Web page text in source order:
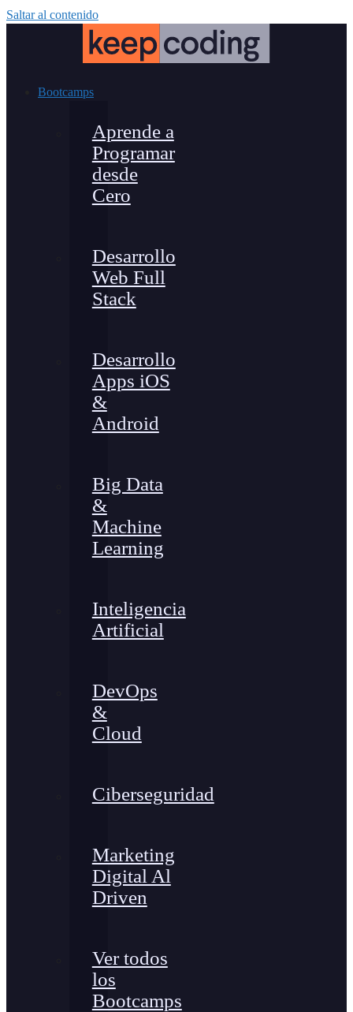
Saltar al contenido
Bootcamps
Aprende a
Programar
desde
Cero
Desarrollo
Web Full
Stack
Desarrollo
Apps iOS
&
Android
Big Data
&
Machine
Learning
Inteligencia
Artificial
DevOps
&
Cloud
Ciberseguridad
Marketing
Digital Al
Driven
Ver todos
los
Bootcamps